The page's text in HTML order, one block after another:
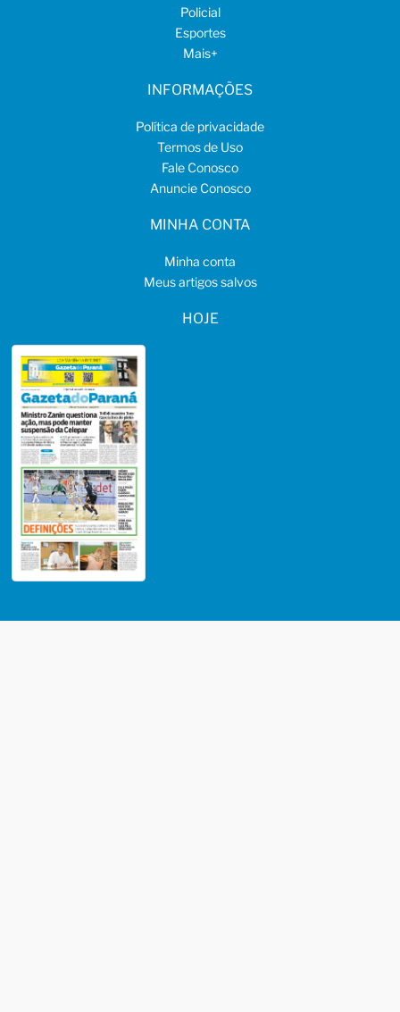
Policial
Esportes
Mais+
INFORMAÇÕES
Política de privacidade
Termos de Uso
Fale Conosco
Anuncie Conosco
MINHA CONTA
Minha conta
Meus artigos salvos
HOJE